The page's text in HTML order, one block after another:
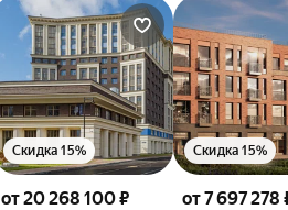
от 20 268 100 ₽
Скидка 15%
от 7 697 278
Скидка 15%